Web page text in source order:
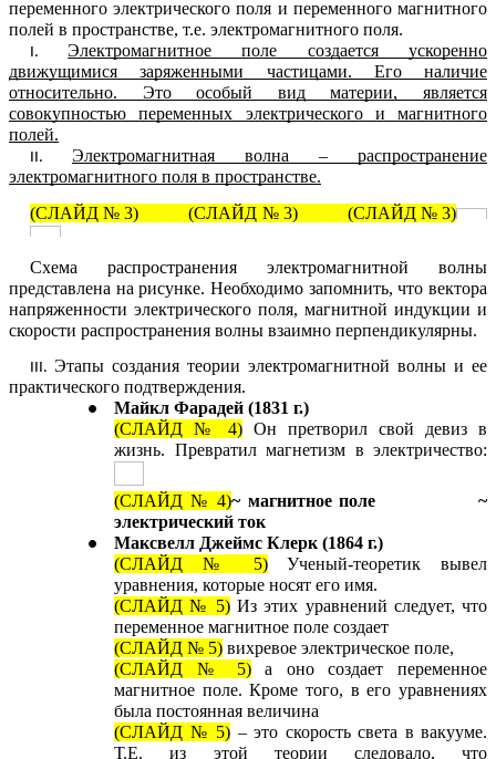
переменного электрического поля и переменного магнитного
полей в пространстве, т.е. электромагнитного поля.
Электромагнитное поле создается ускоренно
движущимися заряженными частицами. Его наличие
относительно. Это особый вид материи, является
совокупностью переменных электрического и магнитного
полей.
Электромагнитная волна – распространение
электромагнитного поля в пространстве.
(СЛАЙД № 3) (СЛАЙД № 3) (СЛАЙД № 3)
Схема распространения электромагнитной волны
представлена на рисунке. Необходимо запомнить, что вектора
напряженности электрического поля, магнитной индукции и
скорости распространения волны взаимно перпендикулярны.
Этапы создания теории электромагнитной волны и ее
практического подтверждения.
Майкл Фарадей (1831 г.)
(СЛАЙД № 4) Он претворил свой девиз в
жизнь. Превратил магнетизм в электричество:
(СЛАЙД № 4)~ магнитное поле ~
электрический ток
Максвелл Джеймс Клерк (1864 г.)
(СЛАЙД № 5)Ученый-теоретик вывел
уравнения, которые носят его имя.
(СЛАЙД № 5)Из этих уравнений следует, что
переменное магнитное поле создает
(СЛАЙД № 5) вихревое электрическое поле,
(СЛАЙД № 5)а оно создает переменное
магнитное поле. Кроме того, в его уравнениях
была постоянная величина
(СЛАЙД № 5) – это скорость света в вакууме.
Т.Е. из этой теории следовало, что